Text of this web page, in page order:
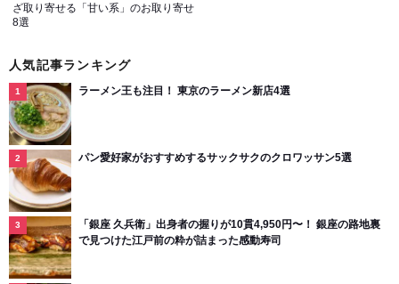
ざ取り寄せる「甘い系」のお取り寄せ
8選
人気記事ランキング
ラーメン王も注目！ 東京のラーメン新店4選
パン愛好家がおすすめするサックサクのクロワッサン5選
「銀座 久兵衛」出身者の握りが10貫4,950円〜！ 銀座の路地裏
で見つけた江戸前の粋が詰まった感動寿司